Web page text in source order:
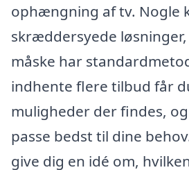
ophængning af tv. Nogle
skræddersyede
måske har
indhente flere tilbud får
muligheder der findes,
passe bedst til dine
give dig en idé om,